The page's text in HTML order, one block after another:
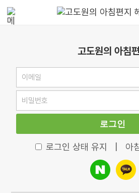
고도원의 아침
로그인
로그인 상태 유지 아